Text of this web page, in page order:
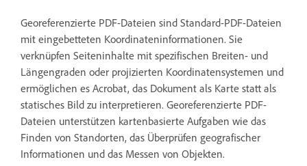
Georeferenzierte PDF-Dateien sind Standard-PDF-Dateien
mit eingebetteten Koordinateninformationen. Sie
verknüpfen Seiteninhalte mit spezifischen Breiten- und
Längengraden oder projizierten Koordinatensystemen und
ermöglichen es Acrobat, das Dokument als Karte statt als
statisches Bild zu interpretieren. Georeferenzierte PDF-
Dateien unterstützen kartenbasierte Aufgaben wie das
Finden von Standorten, das Überprüfen geografischer
Informationen und das Messen von Objekten.